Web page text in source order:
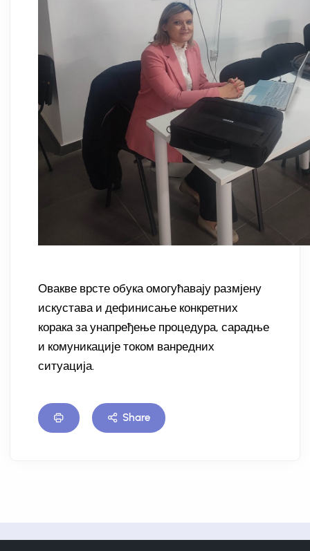
Овакве врсте обука омогућавају размјену
искустава и дефинисање конкретних
корака за унапређење процедура, сарадње
и комуникације током ванредних
ситуација.
Share